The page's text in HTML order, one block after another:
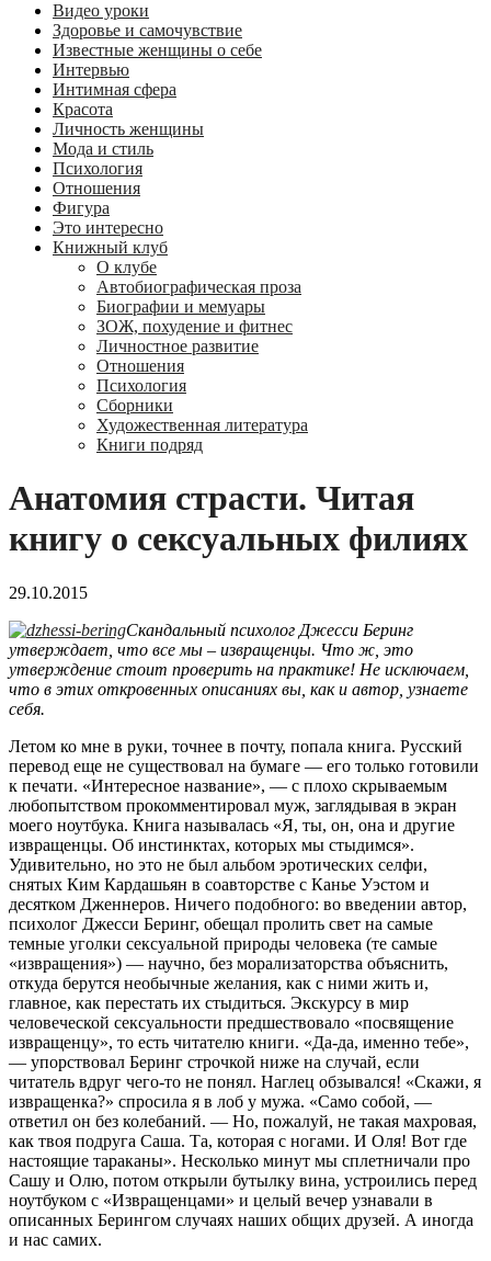
Видео уроки
Здоровье и самочувствие
Известные женщины о себе
Интервью
Интимная сфера
Красота
Личность женщины
Мода и стиль
Психология
Отношения
Фигура
Это интересно
Книжный клуб
О клубе
Автобиографическая проза
Биографии и мемуары
ЗОЖ, похудение и фитнес
Личностное развитие
Отношения
Психология
Сборники
Художественная литература
Книги подряд
Анатомия страсти. Читая
книгу о сексуальных филиях
29.10.2015
Скандальный психолог Джесси Беринг
утверждает, что все мы – извращенцы. Что ж, это
утверждение стоит проверить на практике! Не исключаем,
что в этих откровенных описаниях вы, как и автор, узнаете
себя.
Летом ко мне в руки, точнее в почту, попала книга. Русский
перевод еще не существовал на бумаге — его только готовили
к печати. «Интересное название», — с плохо скрываемым
любопытством прокомментировал муж, заглядывая в экран
моего ноутбука. Книга называлась «Я, ты, он, она и другие
извращенцы. Об инстинктах, которых мы стыдимся».
Удивительно, но это не был альбом эротических селфи,
снятых Ким Кардашьян в соавторстве с Канье Уэстом и
десятком Дженнеров. Ничего подобного: во введении автор,
психолог Джесси Беринг, обещал пролить свет на самые
темные уголки сексуальной природы человека (те самые
«извращения») — научно, без морализаторства объяснить,
откуда берутся необычные желания, как с ними жить и,
главное, как перестать их стыдиться. Экскурсу в мир
человеческой сексуальности предшествовало «посвящение
извращенцу», то есть читателю книги. «Да-да, именно тебе»,
— упорствовал Беринг строчкой ниже на случай, если
читатель вдруг чего-то не понял. Наглец обзывался! «Скажи, я
извращенка?» спросила я в лоб у мужа. «Само собой, —
ответил он без колебаний. — Но, пожалуй, не такая махровая,
как твоя подруга Саша. Та, которая с ногами. И Оля! Вот где
настоящие тараканы». Несколько минут мы сплетничали про
Сашу и Олю, потом открыли бутылку вина, устроились перед
ноутбуком с «Извращенцами» и целый вечер узнавали в
описанных Берингом случаях наших общих друзей. А иногда
и нас самих.